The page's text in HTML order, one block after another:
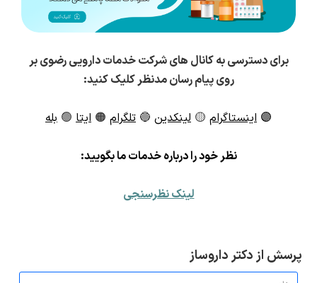
برای دسترسی به کانال های شرکت خدمات دارویی رضوی بر
روی پیام رسان مدنظر کلیک کنید:
🟣 اینستاگرام 🟡 لینکدین 🔵 تلگرام 🟠 ایتا 🟢 بله
نظر خود را درباره خدمات ما بگویید:
لینک نظرسنجی
پرسش از دکتر داروساز